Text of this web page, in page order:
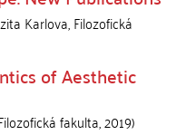
Karlova, Filozofická
of Aesthetic
fakulta,2019)